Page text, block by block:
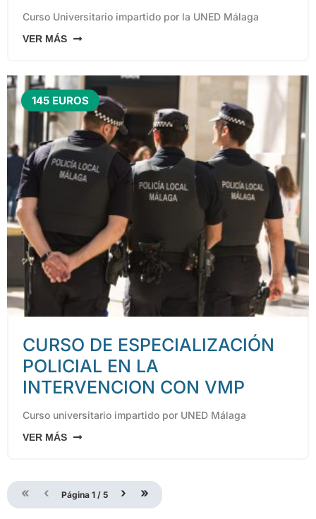
Curso Universitario impartido por la UNED Málaga
VER MÁS
145 EUROS
CURSO DE ESPECIALIZACIÓN
POLICIAL EN LA
INTERVENCION CON VMP
Curso universitario impartido por UNED Málaga
VER MÁS
« ‹ › »
Página 1 / 5